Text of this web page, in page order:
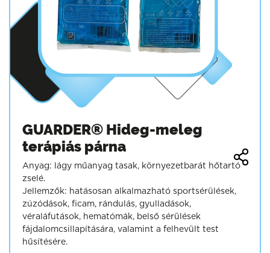
GUARDER® Hideg-meleg
terápiás párna
Anyag: lágy műanyag tasak, környezetbarát hőtartó
zselé.
Jellemzők: hatásosan alkalmazható sportsérülések,
zúzódások, ficam, rándulás, gyulladások,
véraláfutások, hematómák, belső sérülések
fájdalomcsillapítására, valamint a felhevült test
hűsítésére.